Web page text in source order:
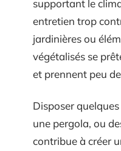
supportant le
entretien trop
jardinières ou
végétalisés se
et prennent peu
Disposer
une pergola, ou
contribue à créer